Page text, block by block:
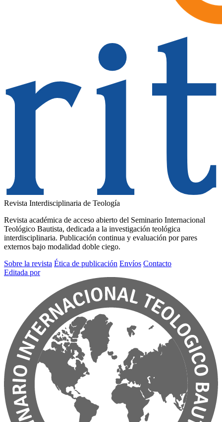
Revista Interdisciplinaria de Teología
Revista académica de acceso abierto del Seminario Internacional
Teológico Bautista, dedicada a la investigación teológica
interdisciplinaria. Publicación continua y evaluación por pares
externos bajo modalidad doble ciego.
Sobre la revista Ética de publicación Envíos Contacto
Editada por